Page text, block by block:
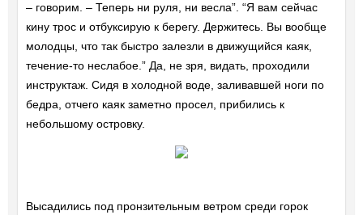
– говорим. – Теперь ни руля, ни весла”. “Я вам сейчас
кину трос и отбуксирую к берегу. Держитесь. Вы вообще
молодцы, что так быстро залезли в движущийся каяк,
течение-то неслабое.” Да, не зря, видать, проходили
инструктаж. Сидя в холодной воде, заливавшей ноги по
бедра, отчего каяк заметно просел, прибились к
небольшому островку.
Высадились под пронзительным ветром среди горок